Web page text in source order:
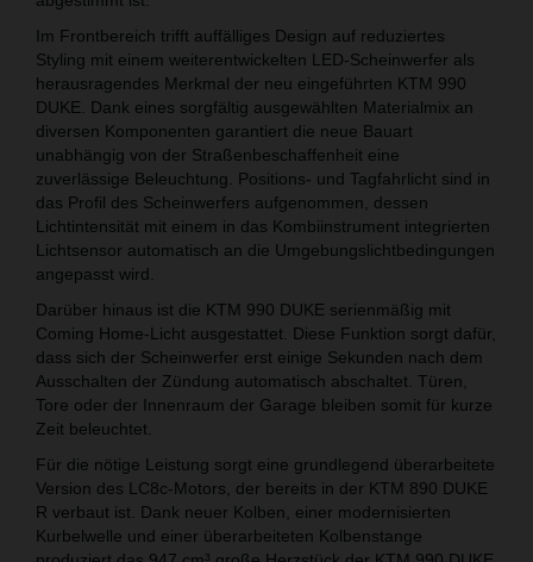
Im Frontbereich trifft auffälliges Design auf reduziertes
Styling mit einem weiterentwickelten LED-Scheinwerfer als
herausragendes Merkmal der neu eingeführten KTM 990
DUKE. Dank eines sorgfältig ausgewählten Materialmix an
diversen Komponenten garantiert die neue Bauart
unabhängig von der Straßenbeschaffenheit eine
zuverlässige Beleuchtung. Positions- und Tagfahrlicht sind in
das Profil des Scheinwerfers aufgenommen, dessen
Lichtintensität mit einem in das Kombiinstrument integrierten
Lichtsensor automatisch an die Umgebungslichtbedingungen
angepasst wird.
Darüber hinaus ist die KTM 990 DUKE serienmäßig mit
Coming Home-Licht ausgestattet. Diese Funktion sorgt dafür,
dass sich der Scheinwerfer erst einige Sekunden nach dem
Ausschalten der Zündung automatisch abschaltet. Türen,
Tore oder der Innenraum der Garage bleiben somit für kurze
Zeit beleuchtet.
Für die nötige Leistung sorgt eine grundlegend überarbeitete
Version des LC8c-Motors, der bereits in der KTM 890 DUKE
R verbaut ist. Dank neuer Kolben, einer modernisierten
Kurbelwelle und einer überarbeiteten Kolbenstange